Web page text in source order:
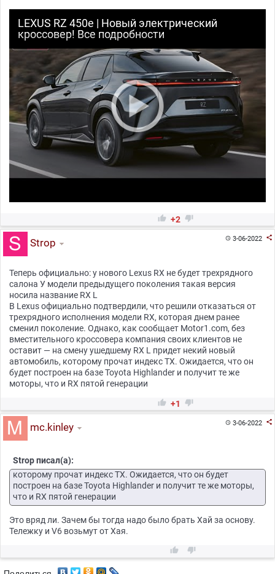
LEXUS RZ 450e | Новый электрический
кроссовер! Все подробности
 +2 
3-06-2022 
Strop
Теперь официально: у нового Lexus RX не будет трехрядного
салона У модели предыдущего поколения такая версия
носила название RX L
В Lexus официально подтвердили, что решили отказаться от
трехрядного исполнения модели RX, которая днем ранее
сменил поколение. Однако, как сообщает Motor1.com, без
вместительного кроссовера компания своих клиентов не
оставит — на смену ушедшему RX L придет некий новый
автомобиль, которому прочат индекс TX. Ожидается, что он
будет построен на базе Toyota Highlander и получит те же
моторы, что и RX пятой генерации
 +1 
3-06-2022 
mc.kinley
Strop писал(а):
которому прочат индекс TX. Ожидается, что он будет
построен на базе Toyota Highlander и получит те же моторы,
что и RX пятой генерации
Это вряд ли. Зачем бы тогда надо было брать Хай за основу.
Тележку и V6 возьмут от Хая.
 